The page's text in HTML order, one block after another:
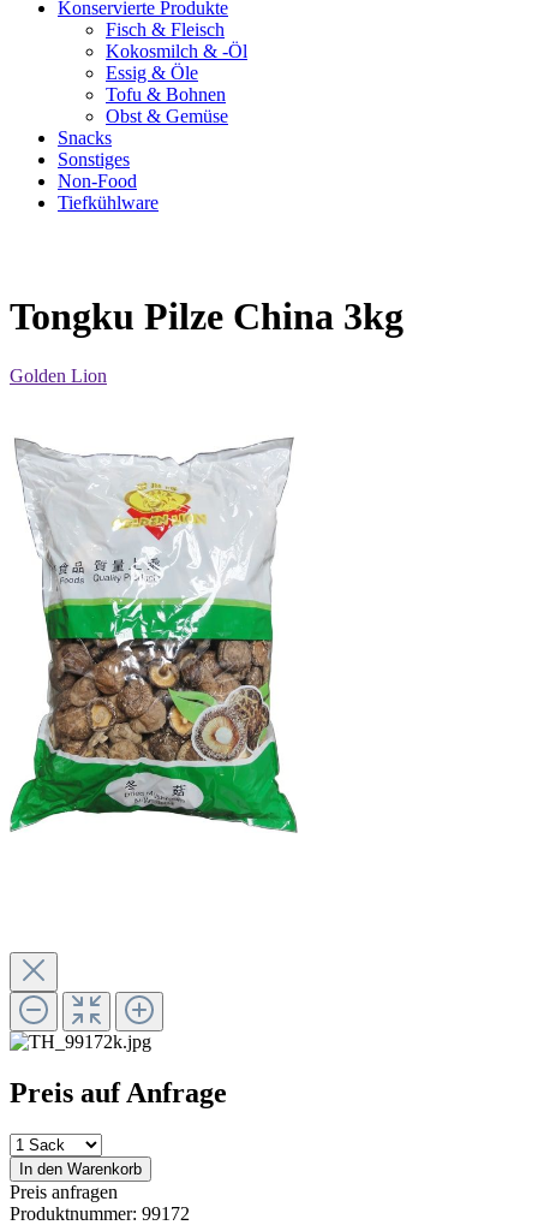
Konservierte Produkte
Fisch & Fleisch
Kokosmilch & -Öl
Essig & Öle
Tofu & Bohnen
Obst & Gemüse
Snacks
Sonstiges
Non-Food
Tiefkühlware
Tongku Pilze China 3kg
Golden Lion
Preis auf Anfrage
In den Warenkorb
Preis anfragen
Produktnummer: 99172